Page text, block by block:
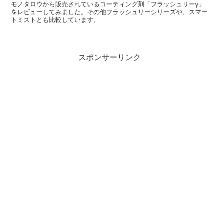
モノタロウから販売されているコーティング剤「フラッシュリーγ」
をレビューしてみました。その他フラッシュリーシリーズや、スマー
トミストとも比較しています。
スポンサーリンク